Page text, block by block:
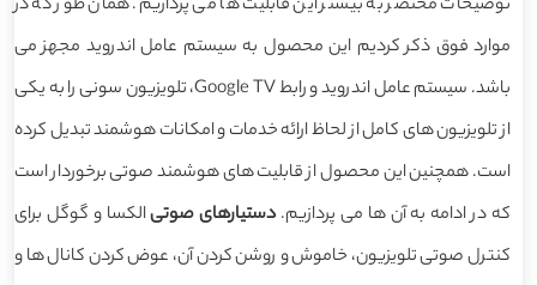
توضیحات مختصر به بیشتر این قابلیت ها می پردازیم. همان طور که در
موارد فوق ذکر کردیم این محصول به سیستم عامل اندروید مجهز می
باشد. سیستم عامل اندروید و رابط Google TV، تلویزیون سونی را به یکی
از تلویزیون های کامل از لحاظ ارائه خدمات و امکانات هوشمند تبدیل کرده
است. همچنین این محصول از قابلیت های هوشمند صوتی برخوردار است
که در ادامه به آن ها می پردازیم.دستیارهای صوتیالکسا و گوگل برای
کنترل صوتی تلویزیون، خاموش و روشن کردن آن، عوض کردن کانال ها و